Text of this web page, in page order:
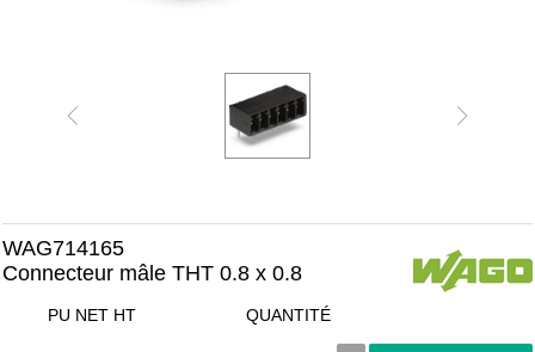
WAG714165
Connecteur mâle THT 0.8 x 0.8
PU NET HT QUANTITÉ